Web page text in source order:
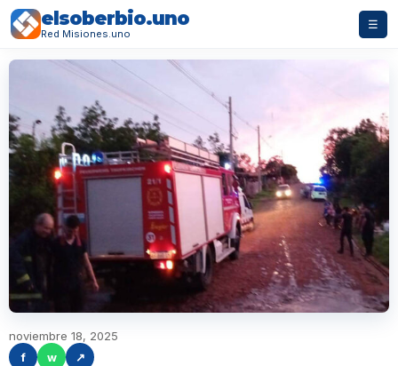
elsoberbio.uno
Red Misiones.uno
☰
noviembre 18, 2025
f
w ↗